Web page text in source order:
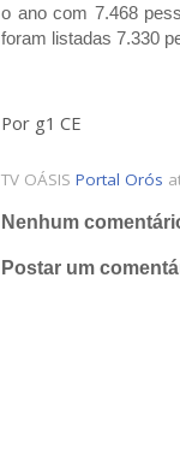
o ano com 7.468
foram listadas 7.330
Por g1 CE
TV OÁSIS Portal Orós
Nenhum
Postar um